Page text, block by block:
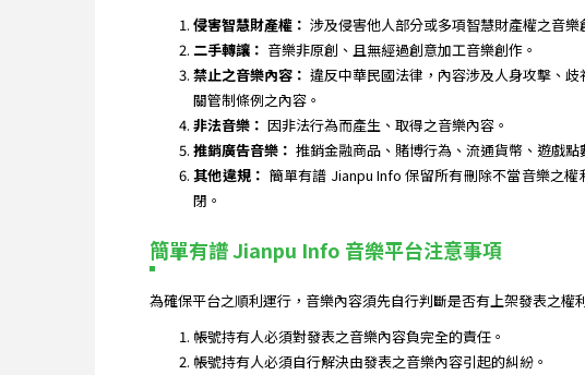
侵害智慧財產權： 涉及侵害他人部分或多項智慧財產權之音樂
二手轉讓： 音樂非原創、且無經過創意加工音樂創作。
禁止之音樂內容： 違反中華民國法律，內容涉及人身攻擊、
關管制條例之內容。
非法音樂： 因非法行為而產生、取得之音樂內容。
推銷廣告音樂： 推銷金融商品、賭博行為、流通貨幣、遊戲
其他違規： 簡單有譜 Jianpu Info 保留所有刪除不當音樂之
閉。
簡單有譜 Jianpu Info 音樂平台注意事項
為確保平台之順利運行，音樂內容須先自行判斷是否有上架發表之
帳號持有人必須對發表之音樂內容負完全的責任。
帳號持有人必須自行解決由發表之音樂內容引起的糾紛。